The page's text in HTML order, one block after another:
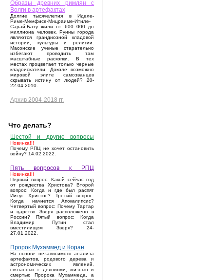
Образы древних римлян с
Волги в артефактах
Долгие тысячелетия в Иделе-
Риме-Мемфисе-Мицраиме-Итиле-
Сарай-Бату жили от 600 000 до
миллиона человек. Руины города
являются грандиозной кладовой
истории, культуры и религии.
Масонские ученые старательно
избегают проводить там
масштабные раскопки. В тех
местах процветает только черные
кладоискатели. Доколе возможно
мировой элите самозванцев
скрывать истину от людей? 20-
22.04.2010.
Архив 2004-2018 гг.
Что делать?
Шестой и другие вопросы
Новинка!!!
Почему РПЦ не хочет остановить
войну? 14.02.2022.
Пять вопросов к РПЦ
Новинка!!!
Первый вопрос: Какой сейчас год
от рождества Христова? Второй
вопрос: Когда и где был распят
Иисус Христос? Третий вопрос:
Когда начнется Апокалипсис?
Четвертый вопрос: Почему Тартар
и царство Зверя расположено в
России? Пятый вопрос: Когда
Владимир Путин стал
вместилищем Зверя? 24-
27.01.2022.
Пророк Мухаммед и Коран
На основе независимого анализа
артефактов, родового дерева и
астрономических явлений,
связанных с деяниями, жизнью и
смертью Пророка Мухаммеда, а